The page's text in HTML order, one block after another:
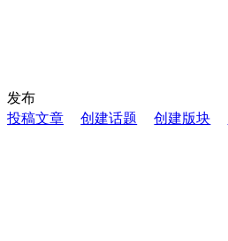
发布
投稿文章
创建话题 创建版块